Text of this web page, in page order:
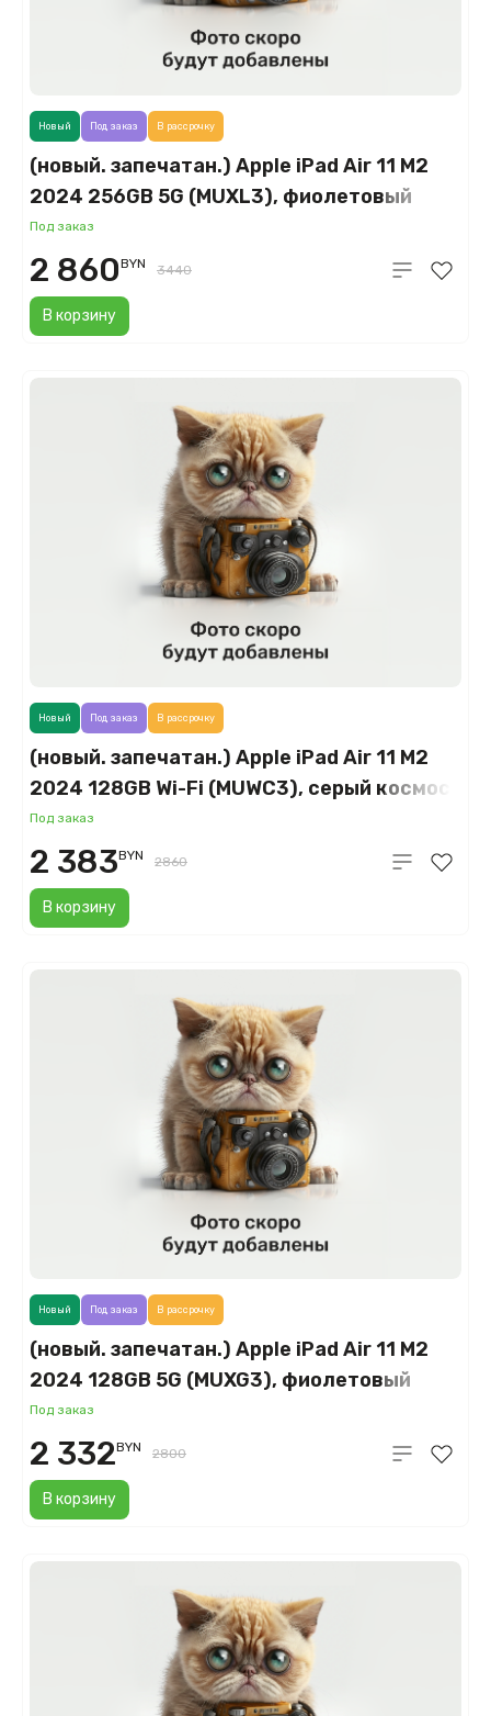
(новый. запечатан.) Apple iPad Air 11 M2
2024 256GB 5G (MUXL3), фиолетовый
(Purple)
Под заказ
В корзину
Новый Под заказ В рассрочку
2 860BYN 3440
(новый. запечатан.) Apple iPad Air 11 M2
2024 128GB Wi-Fi (MUWC3), серый космос
(Space Gray)
Под заказ
В корзину
Новый Под заказ В рассрочку
2 383BYN 2860
(новый. запечатан.) Apple iPad Air 11 M2
2024 128GB 5G (MUXG3), фиолетовый
(Purple)
Под заказ
В корзину
Новый Под заказ В рассрочку
2 332BYN 2800